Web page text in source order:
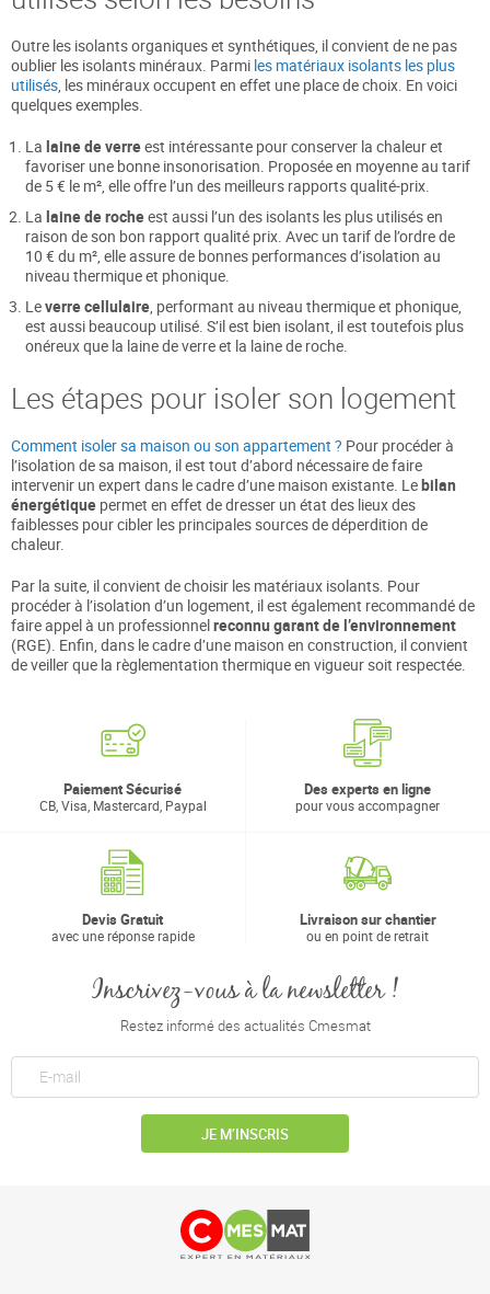
Outre les isolants organiques et synthétiques, il convient de ne pas
oublier les isolants minéraux. Parmi les matériaux isolants les plus
utilisés , les minéraux occupent en effet une place de choix. En voici
quelques exemples.
La laine de verreest intéressante pour conserver la chaleur et
favoriser une bonne insonorisation. Proposée en moyenne au tarif
de 5 € le m², elle offre l’un des meilleurs rapports qualité-prix.
La laine de rocheest aussi l’un des isolants les plus utilisés en
raison de son bon rapport qualité prix. Avec un tarif de l’ordre de
10 € du m², elle assure de bonnes performances d’isolation au
niveau thermique et phonique.
Leverre cellulaire , performant au niveau thermique et phonique,
est aussi beaucoup utilisé. S’il est bien isolant, il est toutefois plus
onéreux que la laine de verre et la laine de roche.
Les étapes pour isoler son logement
Comment isoler sa maison ou son appartement ? Pour procéder à
l’isolation de sa maison, il est tout d’abord nécessaire de faire
intervenir un expert dans le cadre d’une maison existante. Lebilan
énergétique permet en effet de dresser un état des lieux des
faiblesses pour cibler les principales sources de déperdition de
chaleur.
Par la suite, il convient de choisir les matériaux isolants. Pour
procéder à l’isolation d’un logement, il est également recommandé de
faire appel à un professionnelreconnu garant de l’environnement
(RGE). Enfin, dans le cadre d’une maison en construction, il convient
de veiller que la règlementation thermique en vigueur soit respectée.
Paiement Sécurisé
CB, Visa, Mastercard, Paypal
Des experts en ligne
pour vous accompagner
Devis Gratuit
avec une réponse rapide
Livraison sur chantier
ou en point de retrait
Inscrivez-vous à la newsletter !
Restez informé des actualités Cmesmat
JE M’INSCRIS